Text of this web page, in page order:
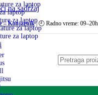
na sadržaj
– Konjarnik| 🕘 Radno vreme:
za laptop
laptop
za laptop
za laptop
za laptop